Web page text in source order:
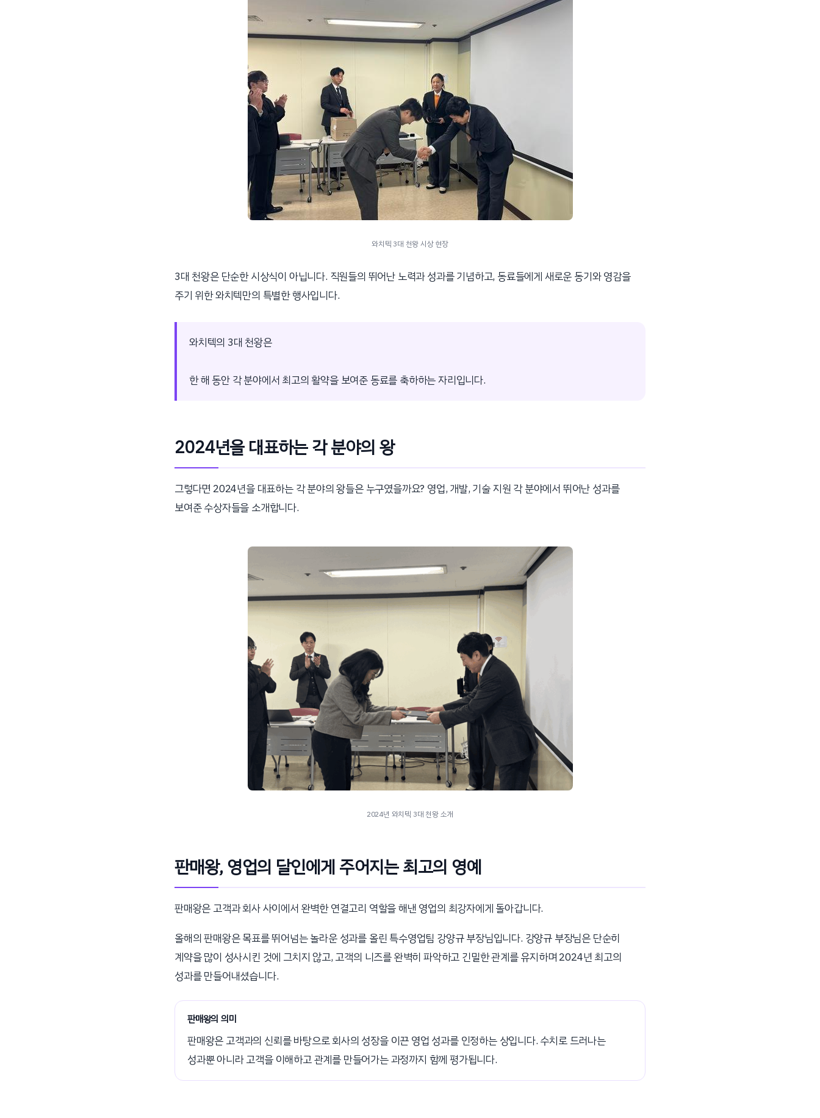
와치텍 3대 천왕 시상 현장
3대 천왕은 단순한 시상식이 아닙니다. 직원들의 뛰어난 노력과 성과를 기념하고, 동료들에게 새로운 동기와 영감을
주기 위한 와치텍만의 특별한 행사입니다.
와치텍의 3대 천왕은
한 해 동안 각 분야에서 최고의 활약을 보여준 동료를 축하하는 자리입니다.
2024년을 대표하는 각 분야의 왕
그렇다면 2024년을 대표하는 각 분야의 왕들은 누구였을까요? 영업, 개발, 기술 지원 각 분야에서 뛰어난 성과를
보여준 수상자들을 소개합니다.
2024년 와치텍 3대 천왕 소개
판매왕, 영업의 달인에게 주어지는 최고의 영예
판매왕은 고객과 회사 사이에서 완벽한 연결고리 역할을 해낸 영업의 최강자에게 돌아갑니다.
올해의 판매왕은 목표를 뛰어넘는 놀라운 성과를 올린 특수영업팀 강양규 부장님입니다. 강양규 부장님은 단순히
계약을 많이 성사시킨 것에 그치지 않고, 고객의 니즈를 완벽히 파악하고 긴밀한 관계를 유지하며 2024년 최고의
성과를 만들어내셨습니다.
판매왕의 의미
판매왕은 고객과의 신뢰를 바탕으로 회사의 성장을 이끈 영업 성과를 인정하는 상입니다. 수치로 드러나는
성과뿐 아니라 고객을 이해하고 관계를 만들어가는 과정까지 함께 평가됩니다.